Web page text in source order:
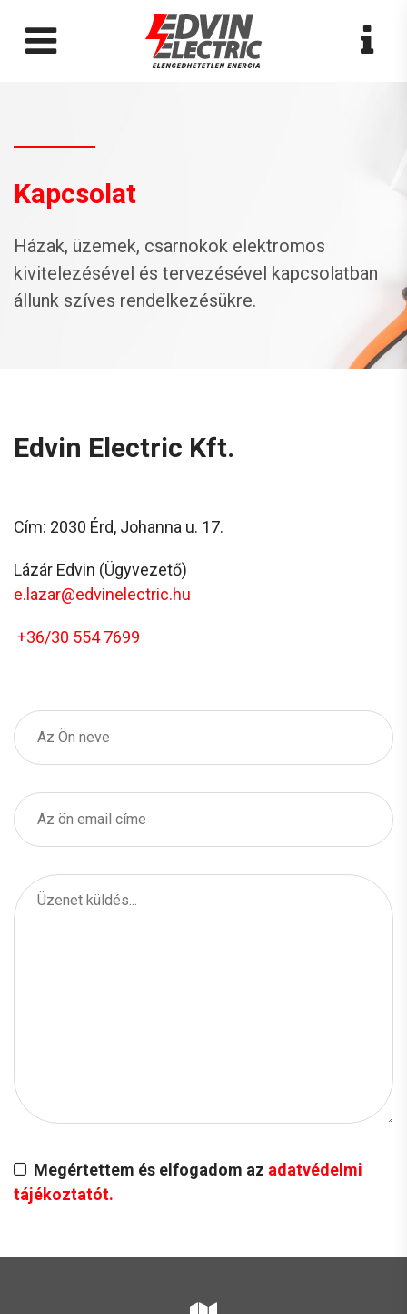
Kapcsolat
Házak, üzemek, csarnokok elektromos
kivitelezésével és tervezésével kapcsolatban
állunk szíves rendelkezésükre.
Edvin Electric Kft.
Cím: 2030 Érd, Johanna u. 17.
Lázár Edvin (Ügyvezető)
e.lazar@edvinelectric.hu
+36/30 554 7699
Megértettem és elfogadom az adatvédelmi
tájékoztatót.